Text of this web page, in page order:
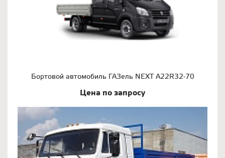
Бортовой автомобиль ГАЗель NEXT A22R32-70
Цена по запросу